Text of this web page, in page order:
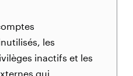
les
inactifs et les
qui